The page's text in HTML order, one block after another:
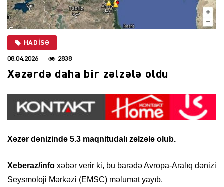
HADISƏ
08.04.2026 2838
Xəzərdə daha bir zəlzələ oldu
Xəzər dənizində 5.3 maqnitudalı zəlzələ olub.
Xeberaz/info xəbər verir ki, bu barədə Avropa-Aralıq dənizi
Seysmoloji Mərkəzi (EMSC) məlumat yayıb.